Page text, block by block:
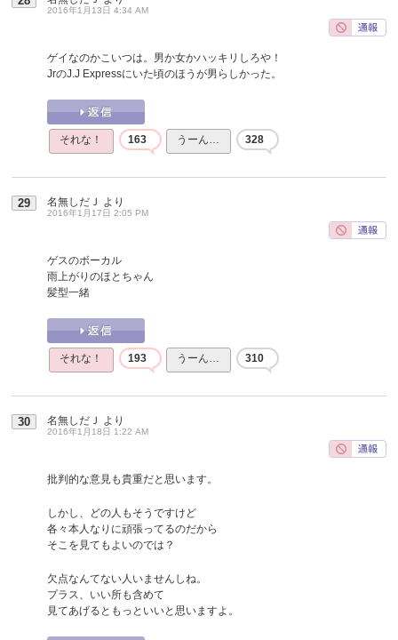
2016年1月13日 4:34 AM
ゲイなのかこいつは。男か女かハッキリしろや！
JrのJ.J Expressにいた頃のほうが男らしかった。
それな！ 163 うーん… 328
29 名無しだＪ より
2016年1月17日 2:05 PM
ゲスのボーカル
雨上がりのほとちゃん
髪型一緒
それな！ 193 うーん… 310
30 名無しだＪ より
2016年1月18日 1:22 AM
批判的な意見も貴重だと思います。
しかし、どの人もそうですけど
各々本人なりに頑張ってるのだから
そこを見てもよいのでは？
欠点なんてない人いませんしね。
プラス、いい所も含めて
見てあげるともっといいと思いますよ。